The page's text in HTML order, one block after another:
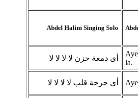
Abdel Halim Singing Solo
أى دمعة حزن لا لا لا لا
la.
أى جرحة قلب لا لا لا لا